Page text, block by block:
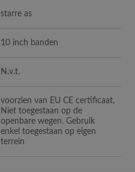
starre as
10 inch banden
N.v.t.
voorzien van EU CE certificaat,
Niet toegestaan op de
openbare wegen. Gebruik
enkel toegestaan op eigen
terrein